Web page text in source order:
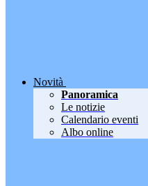
Novità
Panoramica
Le notizie
Calendario eventi
Albo online